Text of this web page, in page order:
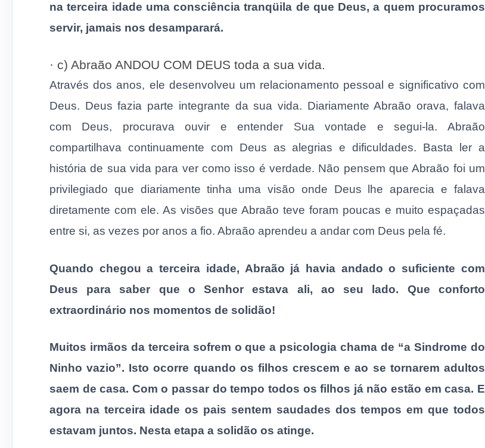
na terceira idade uma consciência tranqüila de que Deus, a quem procuramos
servir, jamais nos desamparará.
· c) Abraão ANDOU COM DEUS toda a sua vida.
Através dos anos, ele desenvolveu um relacionamento pessoal e significativo com
Deus. Deus fazia parte integrante da sua vida. Diariamente Abraão orava, falava
com Deus, procurava ouvir e entender Sua vontade e segui-la. Abraão
compartilhava continuamente com Deus as alegrias e dificuldades. Basta ler a
história de sua vida para ver como isso é verdade. Não pensem que Abraão foi um
privilegiado que diariamente tinha uma visão onde Deus lhe aparecia e falava
diretamente com ele. As visões que Abraão teve foram poucas e muito espaçadas
entre si, as vezes por anos a fio. Abraão aprendeu a andar com Deus pela fé.
Quando chegou a terceira idade, Abraão já havia andado o suficiente com
Deus para saber que o Senhor estava ali, ao seu lado. Que conforto
extraordinário nos momentos de solidão!
Muitos irmãos da terceira sofrem o que a psicologia chama de “a Sindrome do
Ninho vazio”. Isto ocorre quando os filhos crescem e ao se tornarem adultos
saem de casa. Com o passar do tempo todos os filhos já não estão em casa. E
agora na terceira idade os pais sentem saudades dos tempos em que todos
estavam juntos. Nesta etapa a solidão os atinge.